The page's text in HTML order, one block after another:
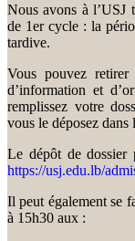
Nous avons à l’USJ
de 1er cycle : la
tardive.
Vous pouvez retirer
d’information et
remplissez votre
vous le déposez dans
Le dépôt de dossier
https://usj.edu.lb/
Il peut également se
à 15h30 aux :